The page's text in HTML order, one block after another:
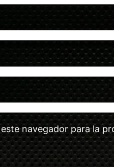
navegador para la